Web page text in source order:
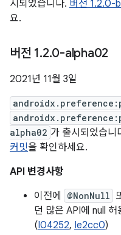
시되었습니다. 버전 1.2.0-
요.
버전 1.2.0-alpha02
2021년 11월 3일
alpha02 가 출시되었습니
커밋을 확인하세요.
API 변경사항
이전에
@NonNull
던 많은 API에 null
(I04252, Ie2cc0)